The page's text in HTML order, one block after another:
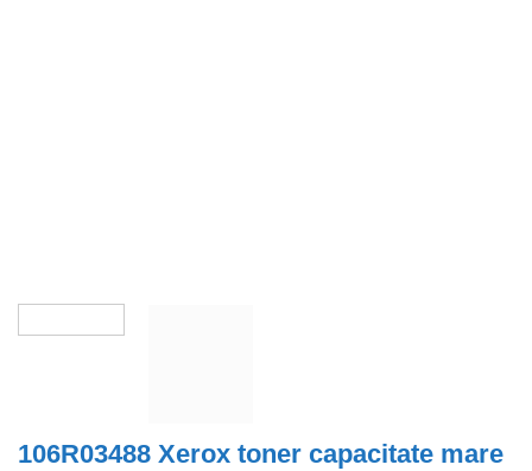
106R03488 Xerox toner capacitate mare